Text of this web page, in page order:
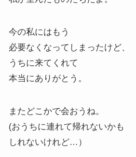
今の私にはもう
必要なくなってしまったけど、
うちに来てくれて
本当にありがとう。
またどこかで会おうね。
(おうちに連れて帰れないかも
しれないけれど…）